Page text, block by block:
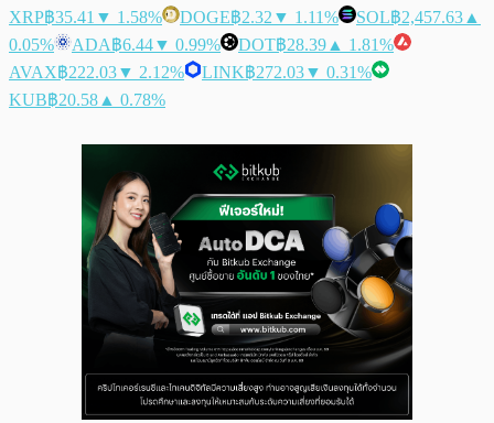
XRP฿35.41 ▼ 1.58% DOGE฿2.32 ▼ 1.11% SOL฿2,457.63 ▲
0.05%
ADA฿6.44▼ 0.99% DOT฿28.39 ▲ 1.81%
AVAX฿222.03▼ 2.12% LINK฿272.03▼ 0.31%
KUB฿20.58 ▲ 0.78%